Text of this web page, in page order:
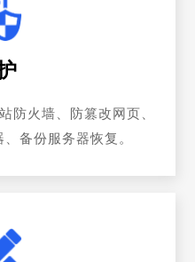
防火墙、防篡改网页、
备份服务器恢复。